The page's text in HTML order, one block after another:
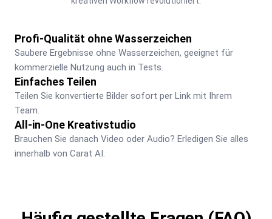
Profi-Qualität ohne Wasserzeichen
Saubere Ergebnisse ohne Wasserzeichen, geeignet für
kommerzielle Nutzung auch in Tests.
Einfaches Teilen
Teilen Sie konvertierte Bilder sofort per Link mit Ihrem
Team.
All-in-One Kreativstudio
Brauchen Sie danach Video oder Audio? Erledigen Sie alles
innerhalb von Carat AI.